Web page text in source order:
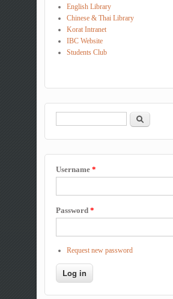
English Library
Chinese & Thai Library
Korat Intranet
IBC Website
Students Club
Search form
Search
Username *
Password *
Request new password